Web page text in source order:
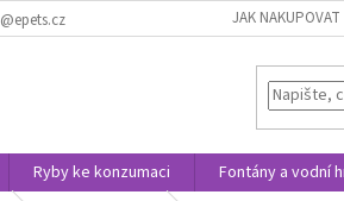
JAK NAKUPOVAT
Ryby ke konzumaci Fontány a vodní